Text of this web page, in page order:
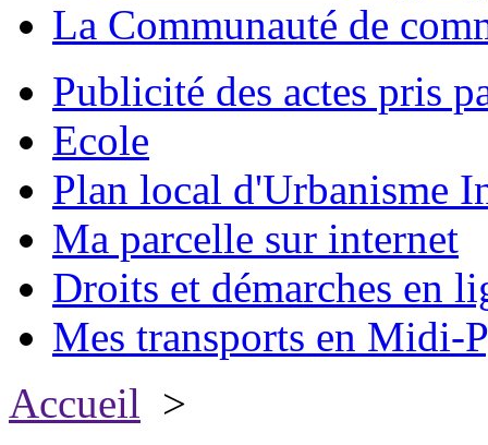
La Communauté de
Publicité des actes pris
Ecole
Plan local d'Urbanisme
Ma parcelle sur internet
Droits et démarches en
Mes transports en Midi-
Accueil >